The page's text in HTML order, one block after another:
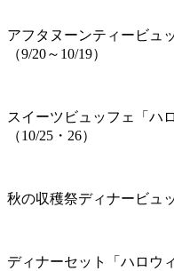
アフタヌーンティービュ
（9/20～10/19）
スイーツビュッフェ「ハ
（10/25・26）
秋の収穫祭ディナービュ
ディナーセット「ハロウ